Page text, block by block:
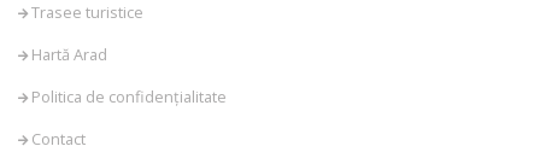
Trasee turistice
Hartă Arad
Politica de confidențialitate
Contact